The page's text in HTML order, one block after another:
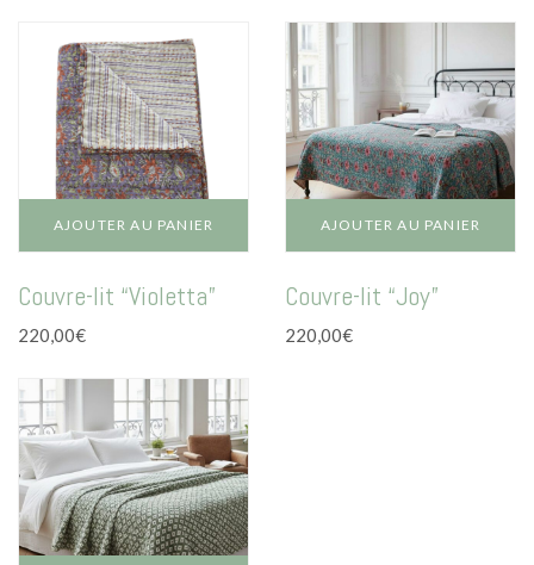
AJOUTER AU PANIER
Couvre-lit “Violetta”
220,00€
AJOUTER AU PANIER
Couvre-lit “Joy”
220,00€